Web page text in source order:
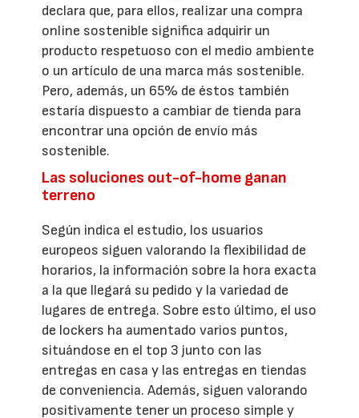
declara que, para ellos, realizar una compra
online sostenible significa adquirir un
producto respetuoso con el medio ambiente
o un artículo de una marca más sostenible.
Pero, además, un 65% de éstos también
estaría dispuesto a cambiar de tienda para
encontrar una opción de envío más
sostenible.
Las soluciones out-of-home ganan
terreno
Según indica el estudio, los usuarios
europeos siguen valorando la flexibilidad de
horarios, la información sobre la hora exacta
a la que llegará su pedido y la variedad de
lugares de entrega. Sobre esto último, el uso
de lockers ha aumentado varios puntos,
situándose en el top 3 junto con las
entregas en casa y las entregas en tiendas
de conveniencia. Además, siguen valorando
positivamente tener un proceso simple y